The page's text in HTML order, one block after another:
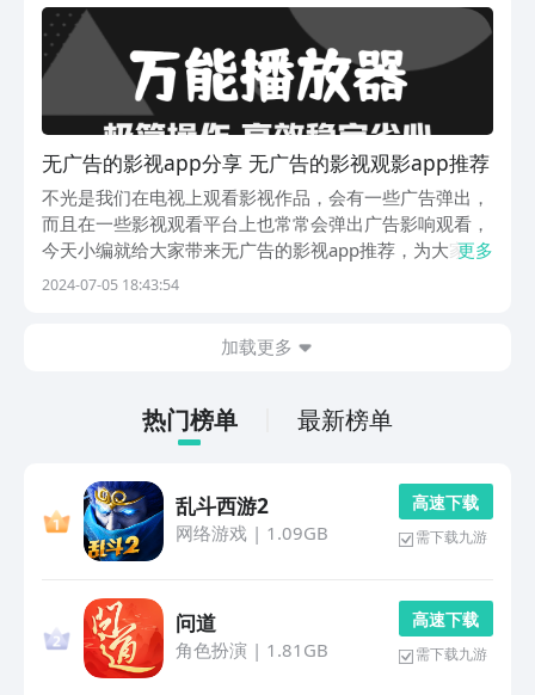
无广告的影视app分享 无广告的影视观影app推荐
不光是我们在电视上观看影视作品，会有一些广告弹出，
而且在一些影视观看平台上也常常会弹出广告影响观看，
今天小编就给大家带来无广告的影视app推荐，为大家分
享几款真正实现广告零出现的App，让大家通过这些优质
更多
2024-07-05 18:43:54
加载更多
热门榜单 最新榜单
乱斗西游2
网络游戏| 1.09GB
高 速 下 载
需下载九游
问道
角色扮演 | 1.81GB
高 速 下 载
需下载九游